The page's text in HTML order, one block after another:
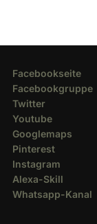
Facebookseite
Facebookgruppe
Twitter
Youtube
Googlemaps
Pinterest
Instagram
Alexa-Skill
Whatsapp-Kanal